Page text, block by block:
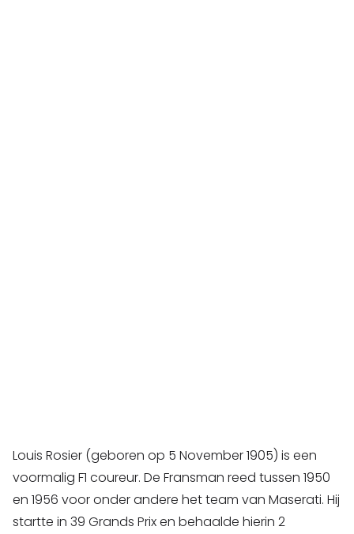
Louis Rosier (geboren op 5 November 1905) is een
voormalig F1 coureur. De Fransman reed tussen 1950
en 1956 voor onder andere het team van Maserati. Hij
startte in 39 Grands Prix en behaalde hierin 2